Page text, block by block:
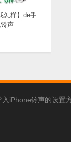
怎样】de手
声
入iPhone铃声的设置